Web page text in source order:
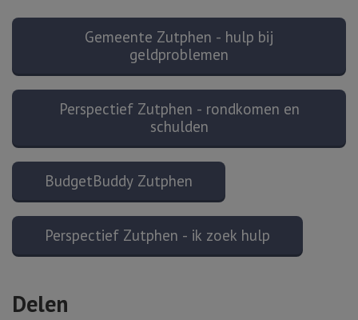
Gemeente Zutphen - hulp bij
geldproblemen
Perspectief Zutphen - rondkomen en
schulden
BudgetBuddy Zutphen
Perspectief Zutphen - ik zoek hulp
Delen